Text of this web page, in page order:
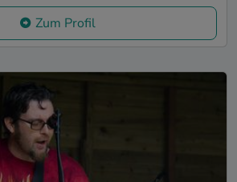
Zum Profil